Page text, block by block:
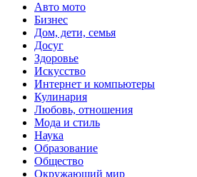
Авто мото
Бизнес
Дом, дети, семья
Досуг
Здоровье
Искусство
Интернет и компьютеры
Кулинария
Любовь, отношения
Мода и стиль
Наука
Образование
Общество
Окружающий мир